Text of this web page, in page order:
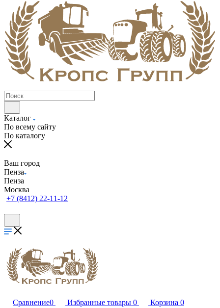
Каталог
По всему сайту
По каталогу
Ваш город
Пенза
Пенза
Москва
+7 (8412) 22-11-12
Сравнение0 Избранные товары 0 Корзина 0